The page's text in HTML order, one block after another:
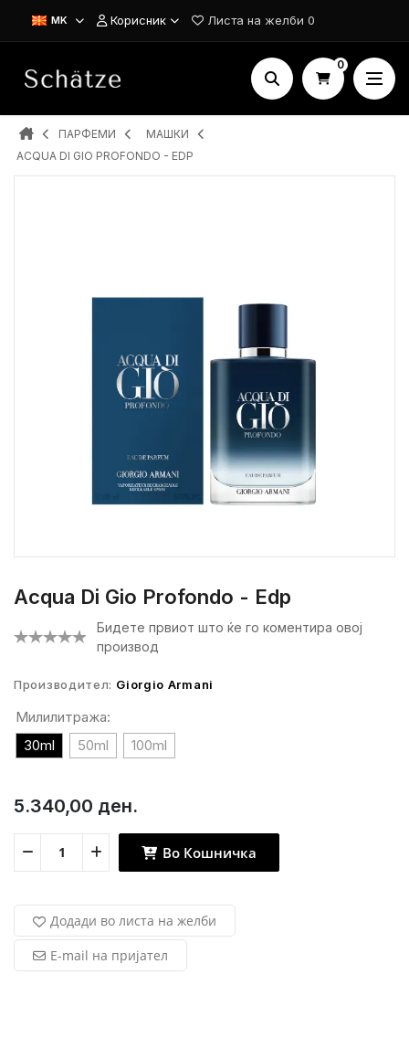
MK Корисник Листа на желби 0
0
ПАРФЕМИ
MAШКИ
ACQUA DI GIO PROFONDO - EDP
Acqua Di Gio Profondo - Edp
Бидете првиот што ќе го коментира овој
производ
Производител: Giorgio Armani
Милилитража:
30ml
50ml 100ml
5.340,00 ден.
Во Кошничка
Додади во листа на желби
E-mail на пријател